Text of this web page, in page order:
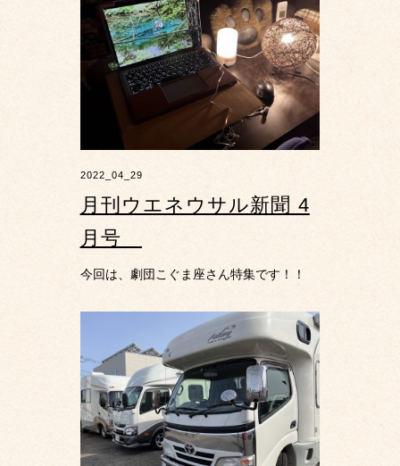
2022_04_29
月刊ウエネウサル新聞 4
月号
今回は、劇団こぐま座さん特集です！！